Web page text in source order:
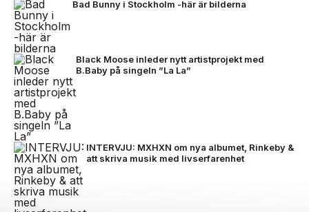
Bad Bunny i Stockholm -här är bilderna
Black Moose inleder nytt artistprojekt med
B.Baby på singeln ”La La”
INTERVJU: MXHXN om nya albumet, Rinkeby &
att skriva musik med livserfarenhet